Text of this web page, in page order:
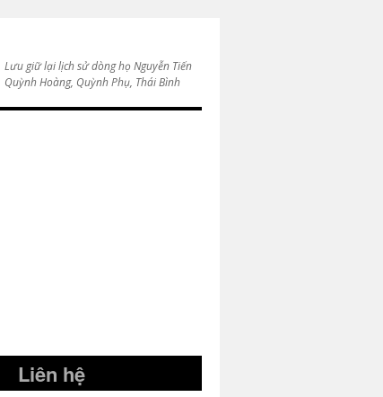
Lưu giữ lại lịch sử dòng họ Nguyễn Tiến
Quỳnh Hoàng, Quỳnh Phụ, Thái Bình
Liên hệ